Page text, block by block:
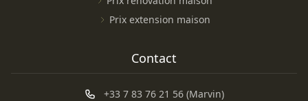
Prix extension maison
Contact
+33 7 83 76 21 56 (Marvin)